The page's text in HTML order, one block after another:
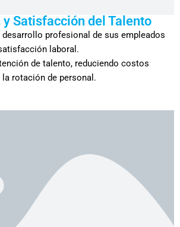
y Satisfacción del Talento
desarrollo profesional de sus empleados
laboral.
de talento, reduciendo costos
rotación de personal.